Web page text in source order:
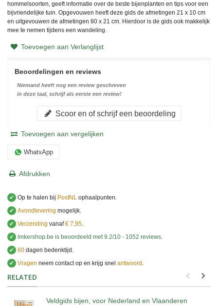
hommelsoorten, geeft informatie over de beste bijenplanten en tips voor een
bijvriendelijke tuin. Opgevouwen heeft deze gids de afmetingen 21 x 10 cm
en uitgevouwen de afmetingen 80 x 21 cm. Hierdoor is de gids ook makkelijk
mee te nemen tijdens een wandeling.
Toevoegen aan Verlanglijst
Beoordelingen en reviews
Niemand heeft nog een review geschreven
in deze taal, schrijf als eerste een review!
Scoor en of schrijf een beoordeling
Toevoegen aan vergelijken
WhatsApp
Afdrukken
✔ Op te halen bij PostNL ophaalpunten.
✔ Avondlevering mogelijk.
✔ Verzending vanaf€ 7,95.
✔
Imkershop.be is beoordeeld met9.2/10 - 1052 reviews.
✔ 60 dagen bedenktijd.
✔ Vragen neem contact op en krijg snel antwoord .
RELATED
Veldgids bijen, voor Nederland en Vlaanderen